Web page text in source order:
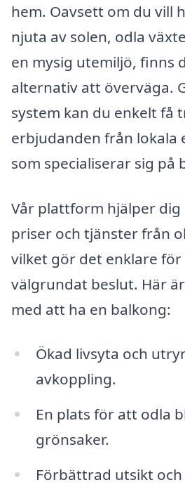
hem. Oavsett om du vill
njuta av solen, odla
en mysig utemiljö, finns
alternativ att överväga.
system kan du enkelt få
erbjudanden från
som specialiserar sig på
Vår plattform hjälper
priser och tjänster från
vilket gör det enklare
välgrundat beslut. Här
med att ha en balkong:
Ökad livsyta och
avkoppling.
En plats för att odla
grönsaker.
Förbättrad utsikt